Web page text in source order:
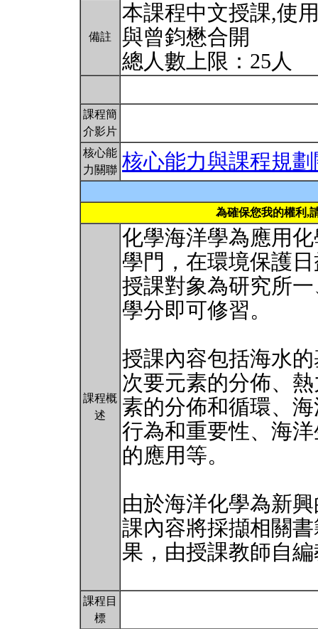
備註
本課程中文授課,使
與曾鈞懋合開
總人數上限：25人
課程簡
介影片
核心能
力關聯 核心能力與課程規
為確保您我的權利,
課程概
述
化學海洋學為應用
學門，在環境保護
授課對象為研究所
學分即可修習。
授課內容包括海水
次要元素的分佈、
素的分佈和循環、
行為和重要性、海
的應用等。
由於海洋化學為新
課內容將採擷相關
果，由授課教師自
課程目
標